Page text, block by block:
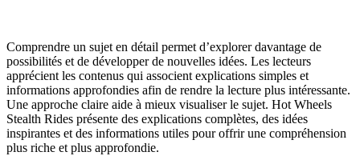
Comprendre un sujet en détail permet d’explorer davantage de
possibilités et de développer de nouvelles idées. Les lecteurs
apprécient les contenus qui associent explications simples et
informations approfondies afin de rendre la lecture plus intéressante.
Une approche claire aide à mieux visualiser le sujet. Hot Wheels
Stealth Rides présente des explications complètes, des idées
inspirantes et des informations utiles pour offrir une compréhension
plus riche et plus approfondie.